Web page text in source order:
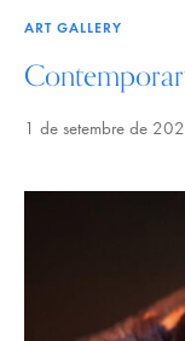
ART GALLERY
1 de setembre de